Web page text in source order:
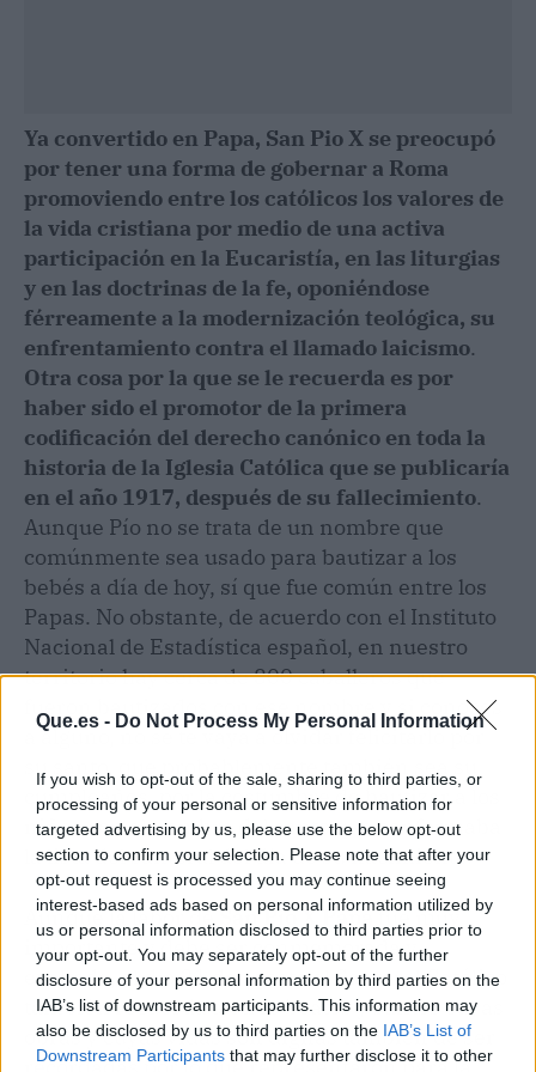
Que.es - Do Not Process My Personal Information
If you wish to opt-out of the sale, sharing to third parties, or
processing of your personal or sensitive information for
targeted advertising by us, please use the below opt-out
section to confirm your selection. Please note that after your
opt-out request is processed you may continue seeing
interest-based ads based on personal information utilized by
us or personal information disclosed to third parties prior to
your opt-out. You may separately opt-out of the further
disclosure of your personal information by third parties on the
IAB’s list of downstream participants. This information may
also be disclosed by us to third parties on the IAB’s List of
Downstream Participants that may further disclose it to other
Ya convertido en Papa, San Pio X se preocupó
por tener una forma de gobernar a Roma
promoviendo entre los católicos los valores de
la vida cristiana por medio de una activa
participación en la Eucaristía, en las liturgias
y en las doctrinas de la fe, oponiéndose
férreamente a la modernización teológica, su
enfrentamiento contra el llamado laicismo.
Otra cosa por la que se le recuerda es por
haber sido el promotor de la primera
codificación del derecho canónico en toda la
historia de la Iglesia Católica que se publicaría
en el año 1917, después de su fallecimiento.
Aunque Pío no se trata de un nombre que
comúnmente sea usado para bautizar a los
bebés a día de hoy, sí que fue común entre los
Papas. No obstante, de acuerdo con el Instituto
Nacional de Estadística español, en nuestro
territorio hay cerca de 800 caballeros que
fueron bautizados con ese nombre y si conoces
a alguno, no se te vaya a olvidar felicitarlo por
su santo, que probablemente también sea su
cumpleaños, por la costumbre de bautizar a los
niños con el nombre del santo que conformaba
la lista del santoral del día de su nacimiento.
Aunque la labor deSan Pío X Papafue muy
importante y debe ser conmemorada y
exaltada, el día 21 de agosto el Santoral Católico
también recuerda a otros beatos y santos cuyas
obras y cuyas vidas son dignas también de ser